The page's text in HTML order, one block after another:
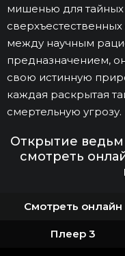
мишенью для
между научным
предназначением,
свою истинную
каждая раскрытая
смертельную угрозу.
Открытие ведьм
смотреть
Смотреть онлайн
Плеер 3